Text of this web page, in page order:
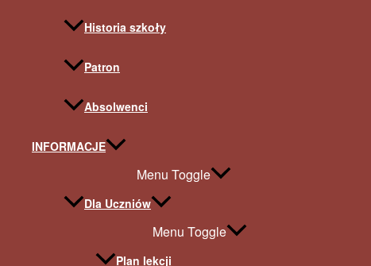
Historia szkoły
Patron
Absolwenci
INFORMACJE
Menu Toggle
Dla Uczniów
Menu Toggle
Plan lekcji